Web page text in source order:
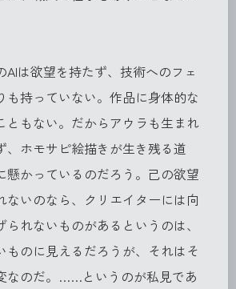
AIは欲望を持たず、技術へのフェ
も持っていない。作品に身体的な
ともない。だからアウラも生まれ
、ホモサピ絵描きが生き残る道
懸かっているのだろう。己の欲望
ないのなら、クリエイターには向
れないものがあるというのは、
ものに見えるだろうが、それはそ
なのだ。……というのが私見であ